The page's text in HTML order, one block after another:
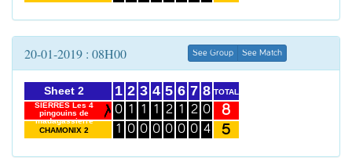
20-01-2019 : 08H00 See Group See Match
Sheet 2
SIERRES Les 4
pingouins de
madagassierre
CHAMONIX 2
1
0
1
2
1
0
3
1
0
4
1
0
5
2
0
6
1
0
7
2
0
8
0
4
TOTAL
8
5